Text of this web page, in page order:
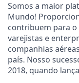
Somos a maior
Mundo!
contribuem para
varejistas e
companhias
país. Nosso
2018, quando